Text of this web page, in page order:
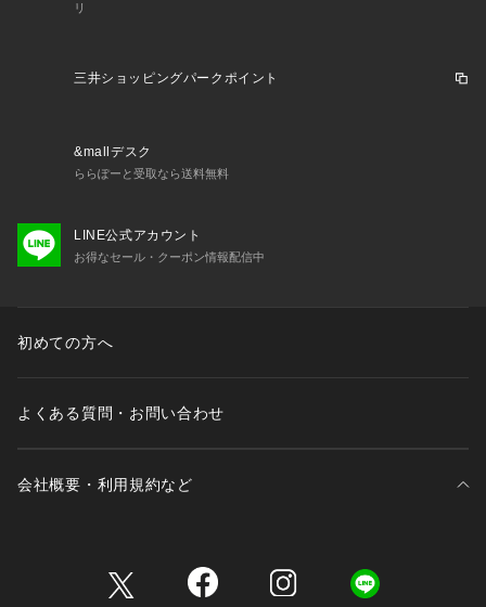
リ
三井ショッピングパークポイント
&mallデスク
ららぽーと受取なら送料無料
LINE公式アカウント
お得なセール・クーポン情報配信中
初めての方へ
よくある質問・お問い合わせ
会社概要・利用規約など